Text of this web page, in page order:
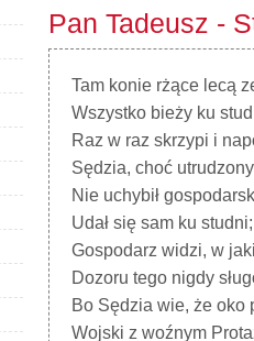
Pan Tadeusz -
Tam konie rżące lecą
Wszystko bieży ku
Raz w raz skrzypi i
Sędzia, choć
Nie uchybił
Udał się sam ku
Gospodarz widzi, w
Dozoru tego nigdy
Bo Sędzia wie, że oko
Wojski z woźnym